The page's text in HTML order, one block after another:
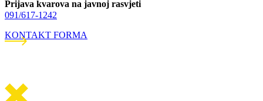
Prijava kvarova na javnoj rasvjeti
091/617-1242
KONTAKT FORMA